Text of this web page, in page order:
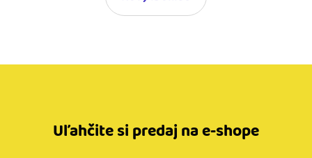
Uľahčite si predaj na e-shope